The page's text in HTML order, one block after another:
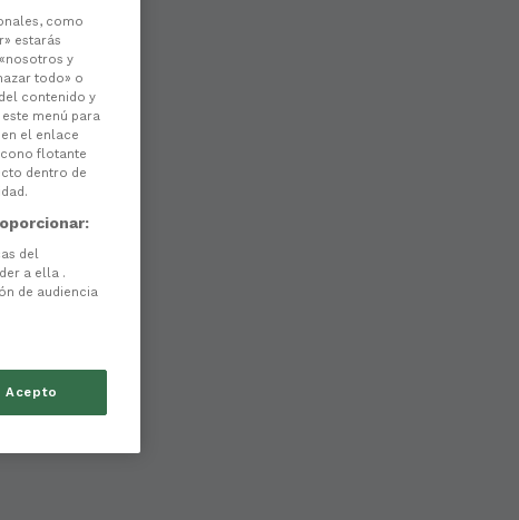
como
estarás
y
todo» o
contenido y
menú para
el enlace
flotante
dentro de
del
a ella .
de audiencia
Acepto